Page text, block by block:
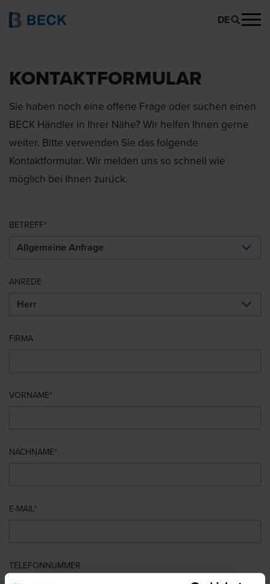
DE
KONTAKTFORMULAR
Sie haben noch eine offene Frage oder suchen einen
BECK Händler in Ihrer Nähe? Wir helfen Ihnen gerne
weiter. Bitte verwenden Sie das folgende
Kontaktformular. Wir melden uns so schnell wie
möglich bei Ihnen zurück.
BETREFF
ANREDE
FIRMA
VORNAME
NACHNAME
E-MAIL
TELEFONNUMMER